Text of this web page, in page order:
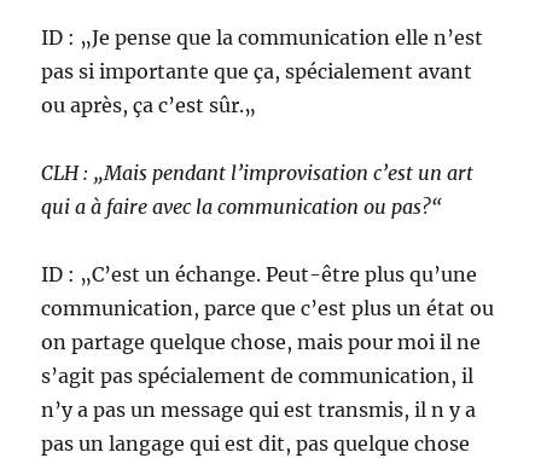
ID : „Je pense que la communication elle n’est
pas si importante que ça, spécialement avant
ou après, ça c’est sûr.„
CLH : „Mais pendant l’improvisation c’est un art
qui a à faire avec la communication ou pas?“
ID : „C’est un échange. Peut-être plus qu’une
communication, parce que c’est plus un état ou
on partage quelque chose, mais pour moi il ne
s’agit pas spécialement de communication, il
n’y a pas un message qui est transmis, il n y a
pas un langage qui est dit, pas quelque chose